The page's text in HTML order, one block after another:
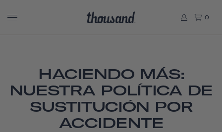
0
HACIENDO MÁS:
NUESTRA POLÍTICA DE
SUSTITUCIÓN POR
ACCIDENTE